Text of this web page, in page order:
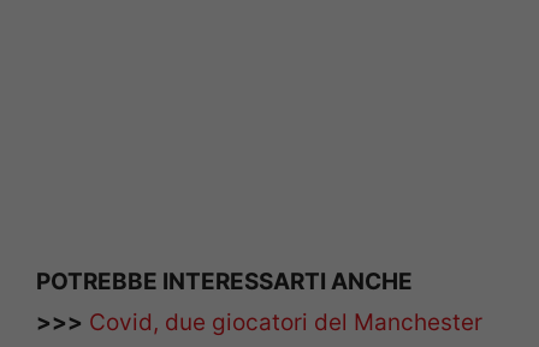
POTREBBE INTERESSARTI ANCHE
>>> Covid, due giocatori del Manchester